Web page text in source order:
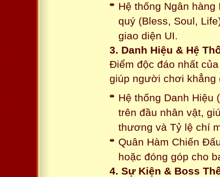
Hệ thống Ngân
quý (Bless, Soul,
giao diện UI.
3. Danh Hiệu & Hệ
Điểm độc đáo nhất
giúp người chơi khẳng
Hệ thống Danh Hiệu
trên đầu nhân vật,
thương và Tỷ lệ chí
Quân Hàm Chiến
hoặc đóng góp cho
4. Sự Kiện & Boss